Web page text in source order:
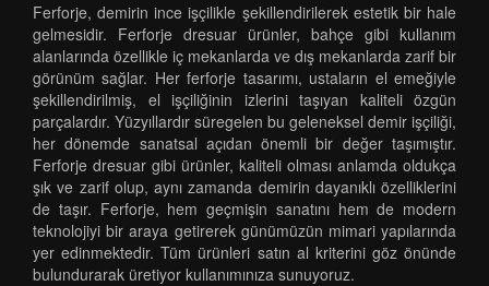
Ferforje, demirin ince işçilikle şekillendirilerek estetik bir hale
gelmesidir. Ferforje dresuar ürünler, bahçe gibi kullanım
alanlarında özellikle iç mekanlarda ve dış mekanlarda zarif bir
görünüm sağlar. Her ferforje tasarımı, ustaların el emeğiyle
şekillendirilmiş, el işçiliğinin izlerini taşıyan kaliteli özgün
parçalardır. Yüzyıllardır süregelen bu geleneksel demir işçiliği,
her dönemde sanatsal açıdan önemli bir değer taşımıştır.
Ferforje dresuar gibi ürünler, kaliteli olması anlamda oldukça
şık ve zarif olup, aynı zamanda demirin dayanıklı özelliklerini
de taşır. Ferforje, hem geçmişin sanatını hem de modern
teknolojiyi bir araya getirerek günümüzün mimari yapılarında
yer edinmektedir. Tüm ürünleri satın al kriterini göz önünde
bulundurarak üretiyor kullanımınıza sunuyoruz.